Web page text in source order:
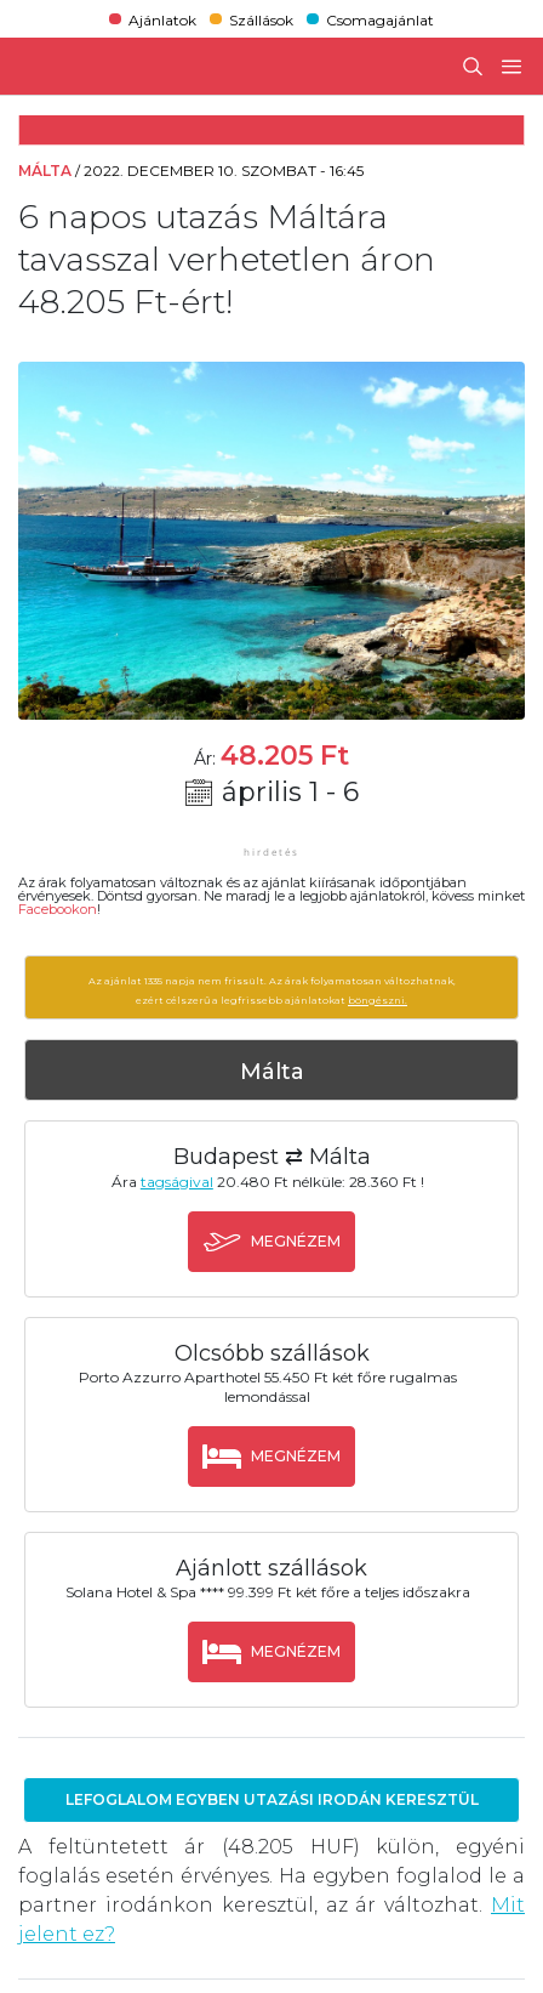
Ajánlatok Szállások Csomagajánlat
MÁLTA /2022. DECEMBER 10. SZOMBAT - 16:45
6 napos utazás Máltára
tavasszal verhetetlen áron
48.205 Ft-ért!
Ár: 48.205 Ft
április 1 - 6
Az árak folyamatosan változnak és az ajánlat kiírásanak időpontjában
érvényesek. Döntsd gyorsan. Ne maradj le a legjobb ajánlatokról, kövess minket
Facebookon!
Az ajánlat 1335 napja nem frissült. Az árak folyamatosan változhatnak,
ezért célszerű a legfrissebb ajánlatokat böngészni.
Málta
Budapest ⇄ Málta
Ára tagságival 20.480 Ft nélküle: 28.360 Ft !
MEGNÉZEM
Olcsóbb szállások
Porto Azzurro Aparthotel 55.450 Ft két főre rugalmas
lemondással
MEGNÉZEM
Ajánlott szállások
Solana Hotel & Spa **** 99.399 Ft két főre a teljes időszakra
MEGNÉZEM
LEFOGLALOM EGYBEN UTAZÁSI IRODÁN KERESZTÜL
A feltüntetett ár (48.205 HUF) külön, egyéni
foglalás esetén érvényes. Ha egyben foglalod le a
partner irodánkon keresztül, az ár változhat. Mit
jelent ez?